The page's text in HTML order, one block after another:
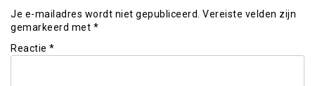
Je e-mailadres wordt niet gepubliceerd. Vereiste velden zijn
gemarkeerd met *
Reactie *